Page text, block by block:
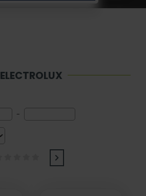
ELECTROLUX
-